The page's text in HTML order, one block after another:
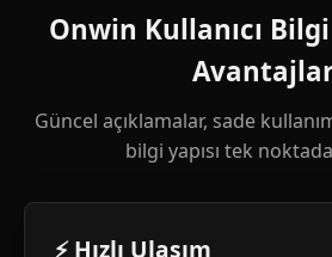
Onwin Kullanıcı
Güncel açıklamalar, sade
bilgi yapısı tek
⚡ Hızlı Ulaşım